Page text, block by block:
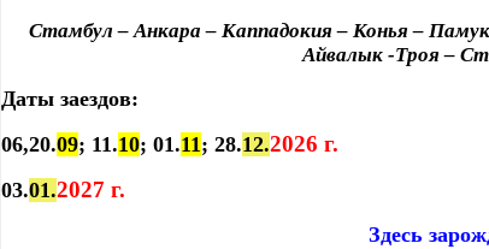
Стамбул – Анкара – Каппадокия – Конья –
Айвалык -Троя –
Даты заездов:
06,20.09; 11.10; 01.11; 28.12.2026 г.
03.01.2027 г.
Здесь